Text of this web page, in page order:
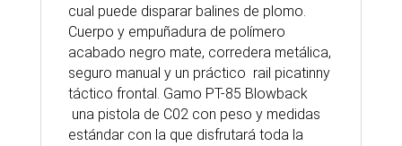
cual puede disparar balines de plomo.
Cuerpo y empuñadura de polímero
acabado negro mate, corredera metálica,
seguro manual y un práctico rail picatinny
táctico frontal. Gamo PT-85 Blowback
una pistola de C02 con peso y medidas
estándar con la que disfrutará toda la